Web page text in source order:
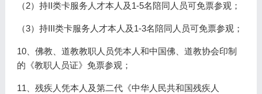
（2）持II类卡服务人才本人及1-5名陪同人员可免票参观；
（3）持III类卡服务人才本人及1-3名陪同人员可免票参观；
10、佛教、道教教职人员凭本人和中国佛、道教协会印制
的《教职人员证》免票参观；
11、残疾人凭本人及第二代《中华人民共和国残疾人